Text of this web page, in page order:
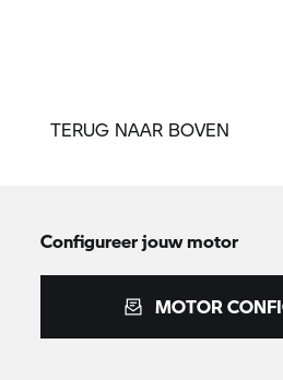
TERUG NAAR BOVEN
Configureer jouw motor
MOTOR